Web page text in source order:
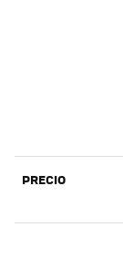
PRECIO